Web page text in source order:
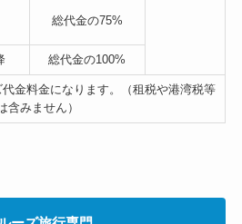
総代金の75%
総代金の100%
金料金になります。（租税や港湾税等
含みません）